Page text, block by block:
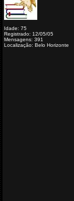
Idade: 75
Registrado: 12/05/05
Mensagens: 391
Localização: Belo Horizonte